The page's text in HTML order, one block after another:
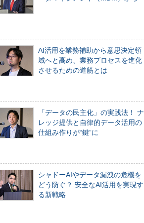
AI活用を業務補助から意思決定領
域へと高め、業務プロセスを進化
させるための道筋とは
「データの民主化」の実践法！ ナ
レッジ提供と自律的データ活用の
仕組み作りが“鍵”に
シャドーAIやデータ漏洩の危機を
どう防ぐ？ 安全なAI活用を実現す
る新戦略